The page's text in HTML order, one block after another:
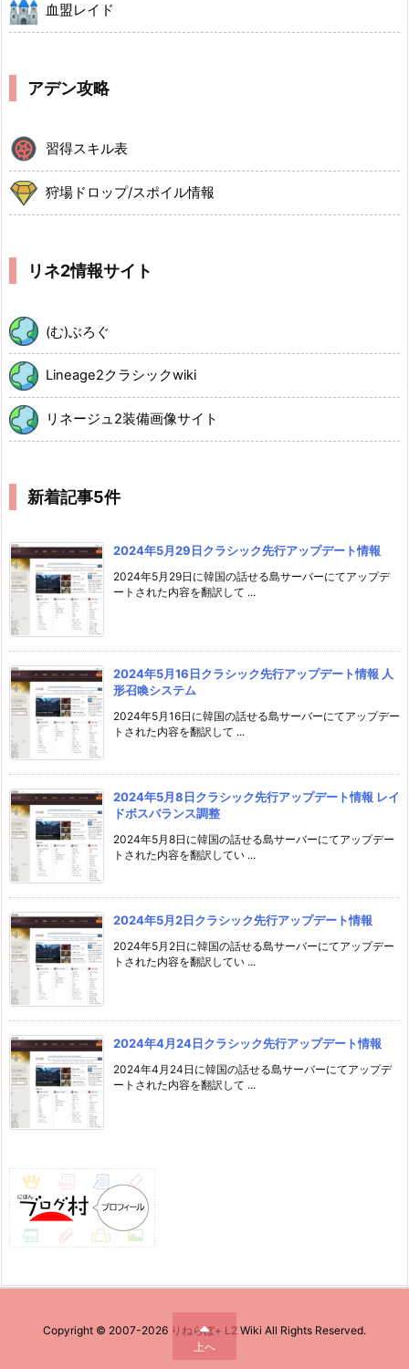
血盟レイド
アデン攻略
習得スキル表
狩場ドロップ/スポイル情報
リネ2情報サイト
(む)ぶろぐ
Lineage2クラシックwiki
リネージュ2装備画像サイト
新着記事5件
2024年5月29日クラシック先行アップデート情報
2024年5月29日に韓国の話せる島サーバーにてアップデ
ートされた内容を翻訳して ...
2024年5月16日クラシック先行アップデート情報 人
形召喚システム
2024年5月16日に韓国の話せる島サーバーにてアップデー
トされた内容を翻訳して ...
2024年5月8日クラシック先行アップデート情報 レイ
ドボスバランス調整
2024年5月8日に韓国の話せる島サーバーにてアップデー
トされた内容を翻訳してい ...
2024年5月2日クラシック先行アップデート情報
2024年5月2日に韓国の話せる島サーバーにてアップデー
トされた内容を翻訳してい ...
2024年4月24日クラシック先行アップデート情報
2024年4月24日に韓国の話せる島サーバーにてアップデ
ートされた内容を翻訳して ...
Copyright © 2007-2026 りねらぼ+ L2 Wiki All Rights Reserved.
上へ